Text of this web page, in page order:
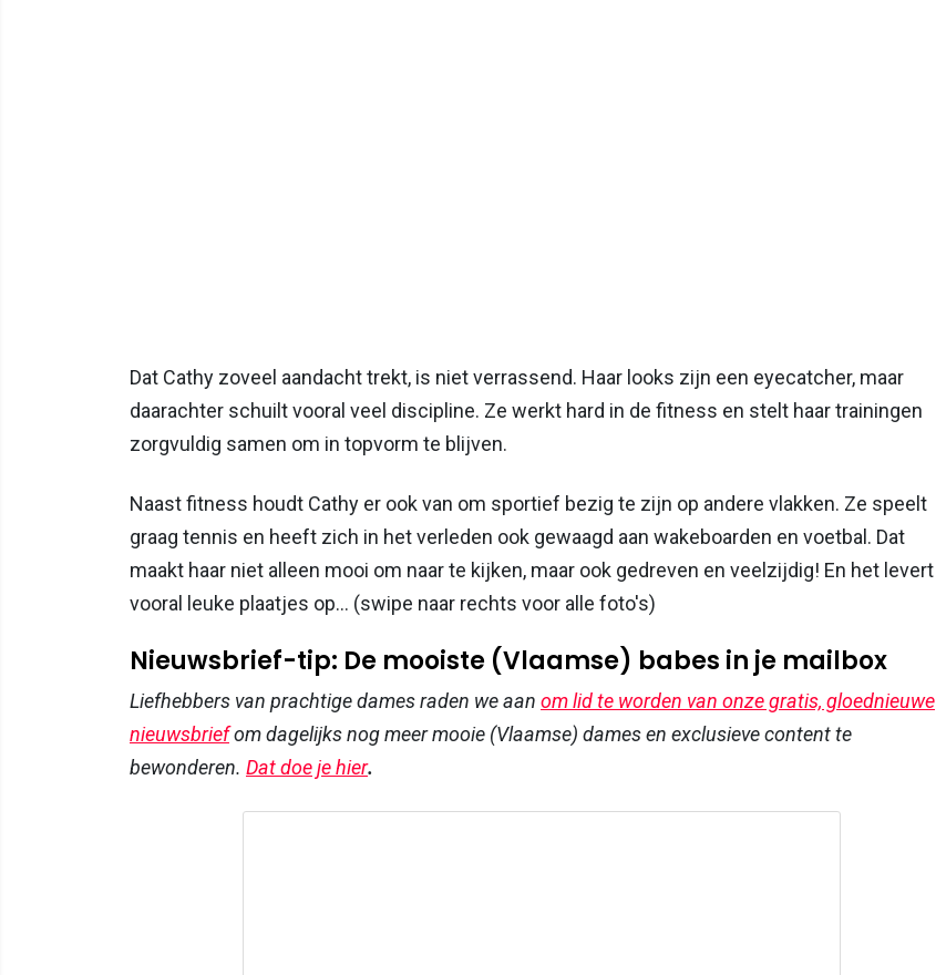
Dat Cathy zoveel aandacht trekt, is niet verrassend. Haar looks zijn een eyecatcher, maar
daarachter schuilt vooral veel discipline. Ze werkt hard in de fitness en stelt haar trainingen
zorgvuldig samen om in topvorm te blijven.
Naast fitness houdt Cathy er ook van om sportief bezig te zijn op andere vlakken. Ze speelt
graag tennis en heeft zich in het verleden ook gewaagd aan wakeboarden en voetbal. Dat
maakt haar niet alleen mooi om naar te kijken, maar ook gedreven en veelzijdig! En het levert
vooral leuke plaatjes op… (swipe naar rechts voor alle foto's)
Nieuwsbrief-tip: De mooiste (Vlaamse) babes in je mailbox
Liefhebbers van prachtige dames raden we aan om lid te worden van onze gratis, gloednieuwe
nieuwsbriefom dagelijks nog meer mooie (Vlaamse) dames en exclusieve content te
bewonderen. Dat doe je hier.